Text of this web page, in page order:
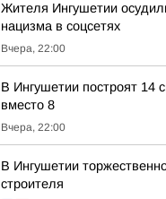
Жителя Ингушетии
нацизма в соцсетях
Вчера, 22:00
В Ингушетии построят 14
вместо 8
Вчера, 22:00
В Ингушетии
строителя